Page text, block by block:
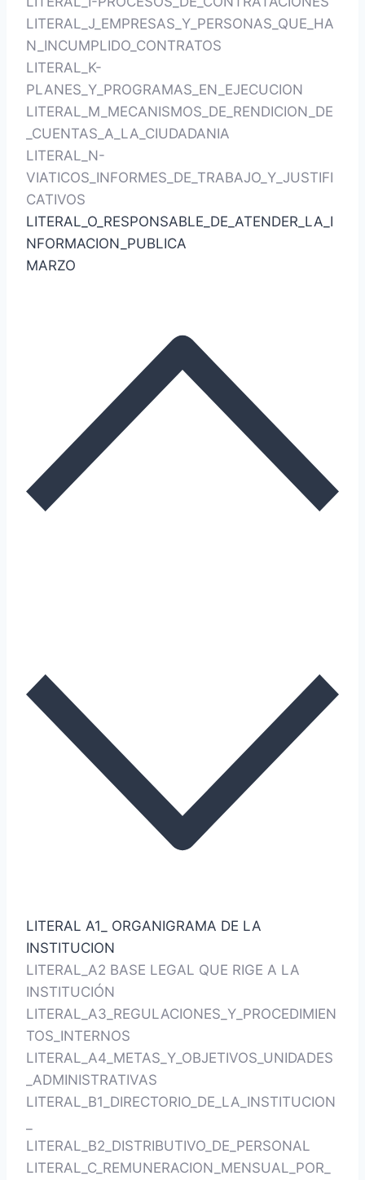
LITERAL_J_EMPRESAS_Y_PERSONAS_QUE_HA
N_INCUMPLIDO_CONTRATOS
LITERAL_K-
PLANES_Y_PROGRAMAS_EN_EJECUCION
LITERAL_M_MECANISMOS_DE_RENDICION_DE
_CUENTAS_A_LA_CIUDADANIA
LITERAL_N-
VIATICOS_INFORMES_DE_TRABAJO_Y_JUSTIFI
CATIVOS
LITERAL_O_RESPONSABLE_DE_ATENDER_LA_I
NFORMACION_PUBLICA
MARZO
LITERAL A1_ ORGANIGRAMA DE LA
INSTITUCION
LITERAL_A2 BASE LEGAL QUE RIGE A LA
INSTITUCIÓN
LITERAL_A3_REGULACIONES_Y_PROCEDIMIEN
TOS_INTERNOS
LITERAL_A4_METAS_Y_OBJETIVOS_UNIDADES
_ADMINISTRATIVAS
LITERAL_B1_DIRECTORIO_DE_LA_INSTITUCION
LITERAL_B2_DISTRIBUTIVO_DE_PERSONAL
LITERAL_C_REMUNERACION_MENSUAL_POR_